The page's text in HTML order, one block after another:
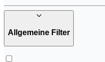
Allgemeine Filter